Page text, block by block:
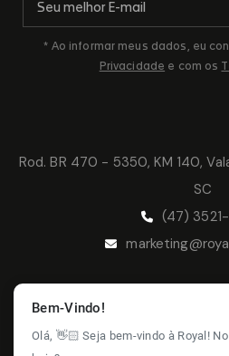
Rod. BR 470 - 5350, KM 140,
SC
(47)
* Ao informar meus dados, eu
Privacidade e com os
© 2026 Royal Pro -
reservados.Política de
Bem-Vindo!
Olá, 👋🏻 Seja bem-vindo à Royal!